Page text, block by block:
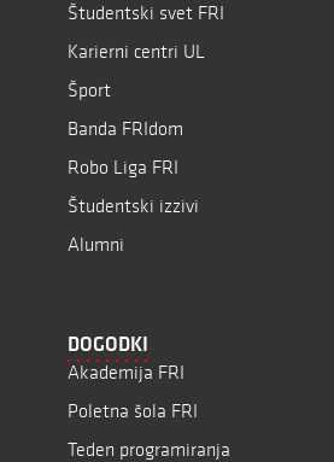
Študentski svet FRI
Karierni centri UL
Šport
Banda FRIdom
Robo Liga FRI
Študentski izzivi
Alumni
DOGODKI
Akademija FRI
Poletna šola FRI
Teden programiranja